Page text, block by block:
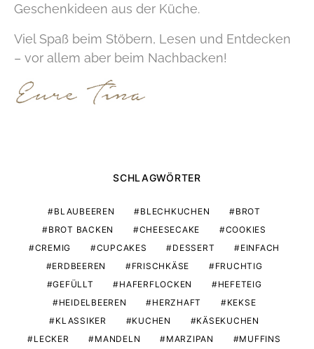
Geschenkideen aus der Küche.
Viel Spaß beim Stöbern, Lesen und Entdecken
– vor allem aber beim Nachbacken!
SCHLAGWÖRTER
BLAUBEEREN BLECHKUCHEN
BROT
BROT BACKEN
CHEESECAKE
COOKIES
CREMIG
CUPCAKES DESSERT
EINFACH
ERDBEEREN
FRISCHKÄSE
FRUCHTIG
GEFÜLLT
HAFERFLOCKEN
HEFETEIG
HEIDELBEEREN
HERZHAFT
KEKSE
KLASSIKER
KUCHEN
KÄSEKUCHEN
LECKER
MANDELN MARZIPAN
MUFFINS